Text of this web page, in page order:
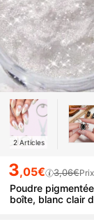
2 Articles
3,05€ 3,06€
Poudre
boîte, blanc clair